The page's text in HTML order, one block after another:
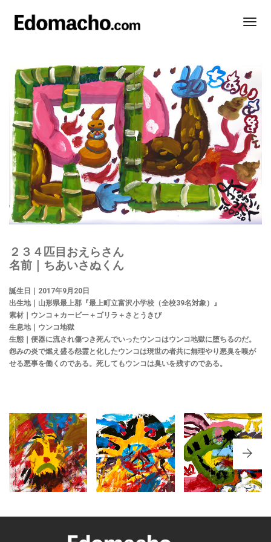
２３４匹目おえらさん
名前｜ちあいさぬくん
誕生日｜ 2017年9月 20 日
出生地｜山形県最上郡『最上町立富沢小学校（全校39名対象）』
素材｜ウンコ＋カービー＋ゴリラ＋さとうきび
生息地｜ウンコ地獄
生態｜便器に流され傷つき死んでいったウンコはウンコ地獄に堕ちるのだ。
怨みの炎で燃え盛る怨霊と化したウンコは現世の者共に無理やり悪臭を嗅が
せる悪事を働くのである。死してもウンコは臭いを残すのである。
NO.344 福
島県郡山市
『湖南小中
学校』全校
生徒83名対
BOOK
NO.372 山
形県酒田市
『八幡小学
校（全校生
徒98名対
BOOK
NO.346 福
島県郡山市
『須賀川
TETTE 絵
本ワールド